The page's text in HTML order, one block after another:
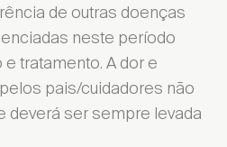
de outras doenças
neste período
tratamento. A dor e
pais/cuidadores não
deverá ser sempre levada